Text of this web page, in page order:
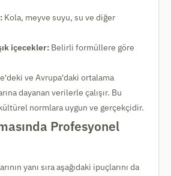
Kola, meyve suyu, su ve diğer
içecekler: Belirli formüllere göre
ve Avrupa'daki ortalama
dayanan verilerle çalışır. Bu
normlara uygun ve gerçekçidir.
Profesyonel
yanı sıra aşağıdaki ipuçlarını da